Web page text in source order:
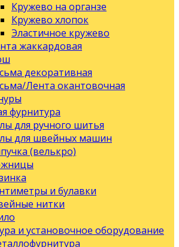
Кружево на органзе
Кружево хлопок
Эластичное кружево
жаккардовая
декоративная
Лента окантовочная
фурнитура
для ручного шитья
для швейных машин
(велькро)
и булавки
нитки
и установочное оборудование